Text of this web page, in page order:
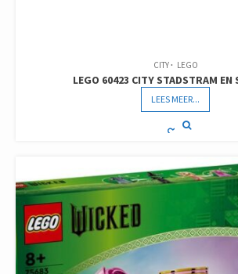
CITY LEGO
LEGO 60423 CITY STADSTRAM EN
LEES MEER...